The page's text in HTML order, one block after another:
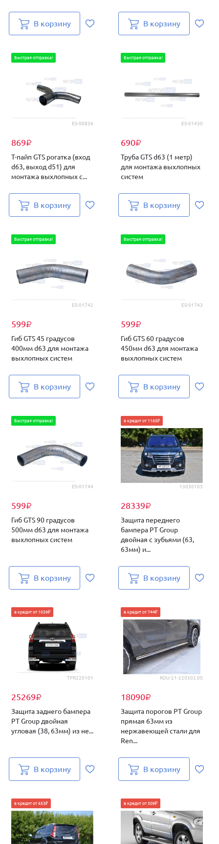
В корзину В корзину
ES-00836
869₽
Быстрая отправка!
T-пайп GTS рогатка (вход
d63, выход d51) для
монтажа выхлопных с...
В корзину
ES-01430
690₽
Быстрая отправка!
Труба GTS d63 (1 метр)
для монтажа выхлопных
систем
В корзину
ES-01742
599₽
Быстрая отправка!
Гиб GTS 45 градусов
400мм d63 для монтажа
выхлопных систем
В корзину
ES-01743
599₽
Быстрая отправка!
Гиб GTS 60 градусов
450мм d63 для монтажа
выхлопных систем
В корзину
ES-01744
599₽
Быстрая отправка!
Гиб GTS 90 градусов
500мм d63 для монтажа
выхлопных систем
В корзину
13030105
28339₽
в кредит от 1165₽
Защита переднего
бампера PT Group
двойная с зубьями (63,
63мм) и...
В корзину
TPR220101
25269₽
в кредит от 1039₽
Защита заднего бампера
PT Group двойная
угловая (38, 63мм) из не...
В корзину
RDU-21-220302.00
18090₽
в кредит от 744₽
Защита порогов PT Group
прямая 63мм из
нержавеющей стали для
Ren...
В корзину
в кредит от 653₽ в кредит от 509₽